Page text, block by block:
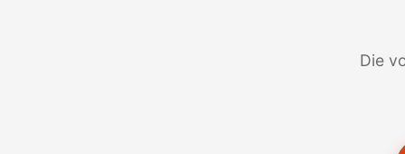
Die